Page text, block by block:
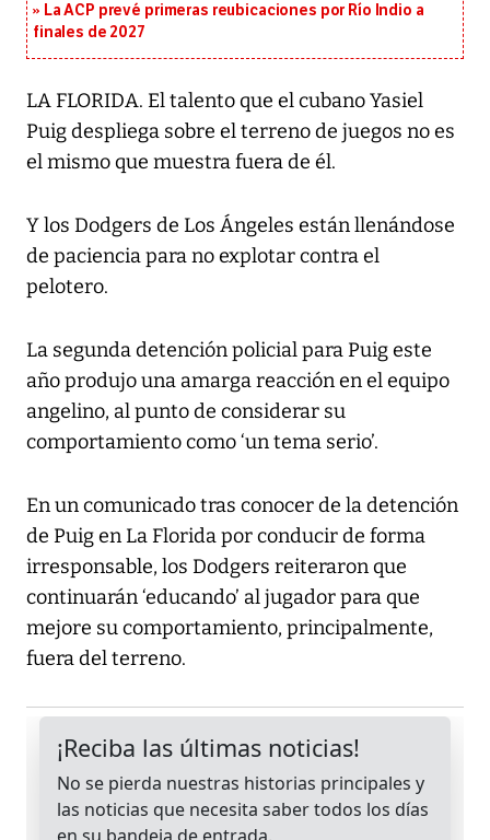
La ACP prevé primeras reubicaciones por Río Indio a
finales de 2027
LA FLORIDA. El talento que el cubano Yasiel
Puig despliega sobre el terreno de juegos no es
el mismo que muestra fuera de él.
Y los Dodgers de Los Ángeles están llenándose
de paciencia para no explotar contra el
pelotero.
La segunda detención policial para Puig este
año produjo una amarga reacción en el equipo
angelino, al punto de considerar su
comportamiento como ‘un tema serio’.
En un comunicado tras conocer de la detención
de Puig en La Florida por conducir de forma
irresponsable, los Dodgers reiteraron que
continuarán ‘educando’ al jugador para que
mejore su comportamiento, principalmente,
fuera del terreno.